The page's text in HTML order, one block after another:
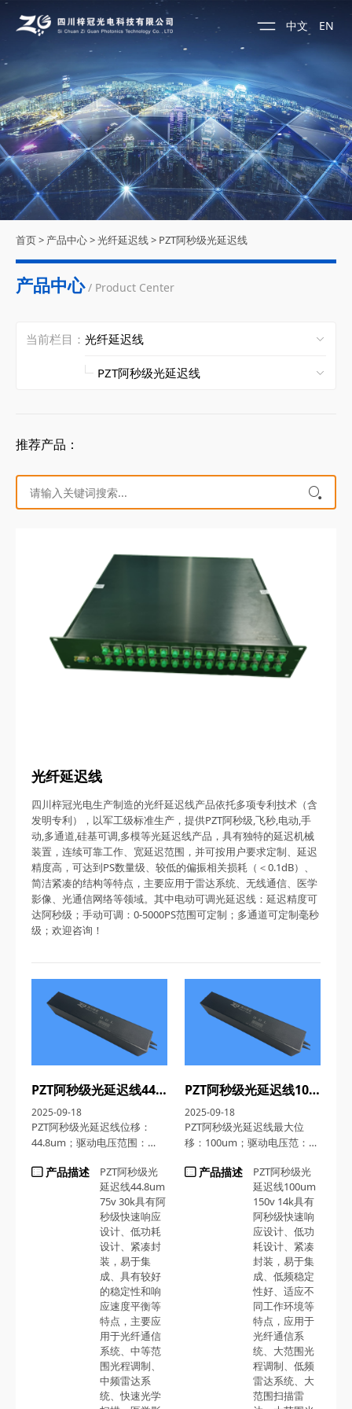
中文 EN
首页> 产品中心>光纤延迟线> PZT阿秒级光延迟线
产品中心 / Product Center
当前栏目：
推荐产品：
光纤延迟线
四川梓冠光电生产制造的光纤延迟线产品依托多项专利技术（含
发明专利），以军工级标准生产，提供PZT阿秒级,飞秒,电动,手
动,多通道,硅基可调,多模等光延迟线产品，具有独特的延迟机械
装置，连续可靠工作、宽延迟范围，并可按用户要求定制、延迟
精度高，可达到PS数量级、较低的偏振相关损耗（＜0.1dB）、
简洁紧凑的结构等特点，主要应用于雷达系统、无线通信、医学
影像、光通信网络等领域。其中电动可调光延迟线：延迟精度可
达阿秒级；手动可调：0-5000PS范围可定制；多通道可定制毫秒
级；欢迎咨询！
PZT阿秒级光延迟线44.8um 75v 30k
2025-09-18
PZT阿秒级光延迟线位移：
44.8um；驱动电压范围：
产品描述
PZT阿秒级光
延迟线44.8um
75v 30k具有阿
秒级快速响应
设计、低功耗
设计、紧凑封
装，易于集
成、具有较好
的稳定性和响
应速度平衡等
特点，主要应
用于光纤通信
系统、中等范
围光程调制、‌
中频雷达系
统、快速光学
PZT阿秒级光延迟线100um 150v 14k
2025-09-18
PZT阿秒级光延迟线最大位
移：100um；驱动电压范：
产品描述
PZT阿秒级光
延迟线100um
150v 14k具有
阿秒级快速响
应设计、低功
耗设计、紧凑
封装，易于集
成、低频稳定
性好、适应不
同工作环境等
特点，应用于
光纤通信系
统、大范围光
程调制、低频
雷达系统、大
范围扫描雷